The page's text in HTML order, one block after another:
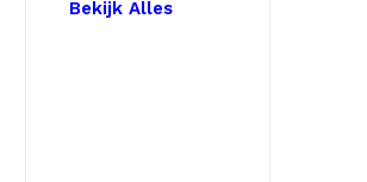
Bekijk Alles